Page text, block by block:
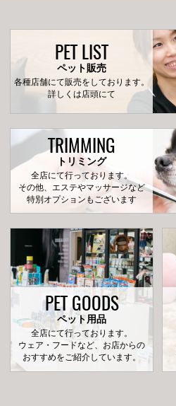
PET LIST
ペット販売
各種店舗にて販売をしております。
詳しくは店頭にて
TRIMMING
トリミング
全店にて行っております。
その他、エステやマッサージなど
特別オプションもございます
PET GOODS
ペット用品
全店にて行っております。
ウェア・フードなど、お店からの
おすすめをご紹介しています。